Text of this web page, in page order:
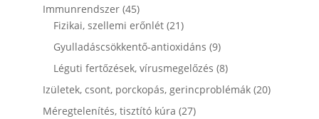
Immunrendszer 4545
termék
Fizikai, szellemi erőnlét 2121
termék
Gyulladáscsökkentő-antioxidáns 99
termék
Léguti fertőzések, vírusmegelőzés 88
termék
Izületek, csont, porckopás, gerincproblémák 2020
Méregtelenítés, tisztító kúra 2727